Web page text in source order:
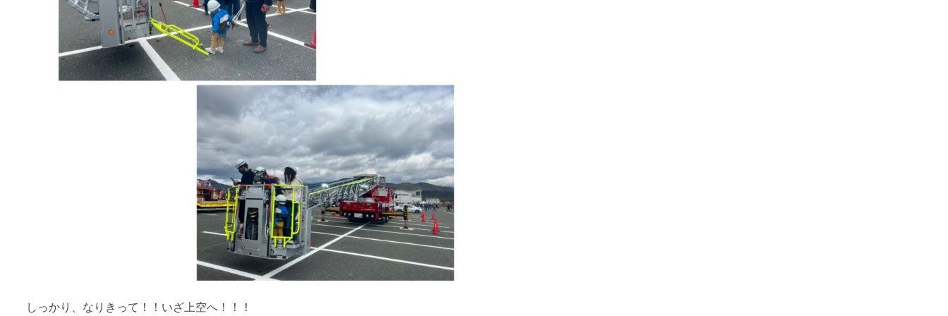
しっかり、なりきって！！いざ上空へ！！！